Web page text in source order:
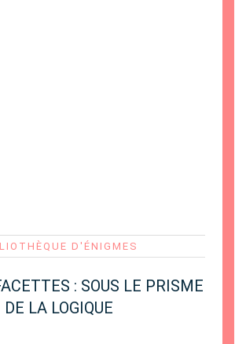
D'ÉNIGMES
: SOUS LE PRISME
DE LA LOGIQUE